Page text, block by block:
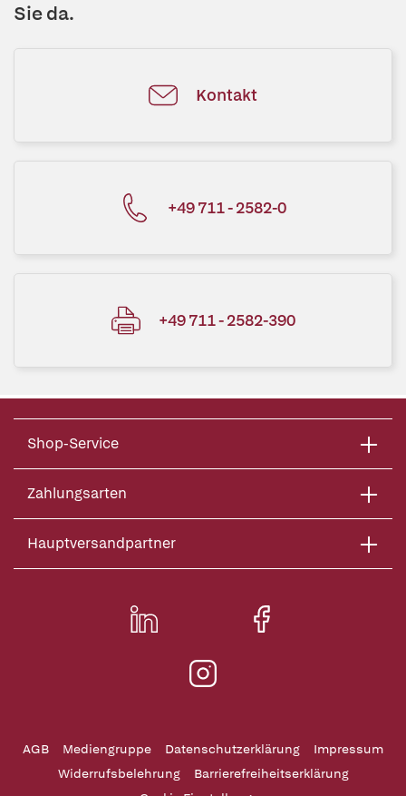
Sie da.
Kontakt
+49 711 - 2582-0
+49 711 - 2582-390
Shop-Service
Zahlungsarten
Hauptversandpartner
AGB Mediengruppe Datenschutzerklärung
Impressum
Widerrufsbelehrung
Barrierefreiheitserklärung